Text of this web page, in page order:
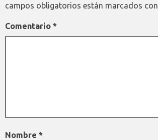
campos obligatorios están marcados con
Comentario *
Nombre *